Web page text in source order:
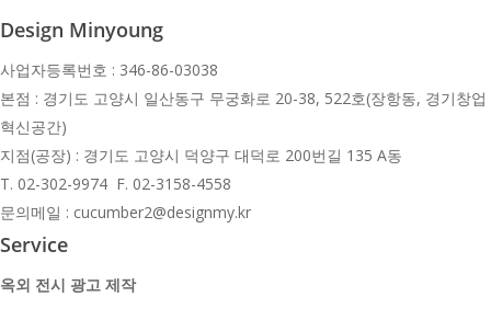
Design Minyoung
사업자등록번호 : 346-86-03038
본점 : 경기도 고양시 일산동구 무궁화로 20-38, 522호(장항동, 경기창업
혁신공간)
지점(공장) : 경기도 고양시 덕양구 대덕로 200번길 135 A동
T. 02-302-9974 F. 02-3158-4558
문의메일 : cucumber2@designmy.kr
Service
옥외 전시 광고 제작